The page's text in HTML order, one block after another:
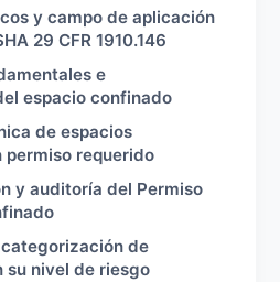
y campo de aplicación
29 CFR 1910.146
e
espacio confinado
de espacios
permiso requerido
y auditoría del Permiso
de
su nivel de riesgo